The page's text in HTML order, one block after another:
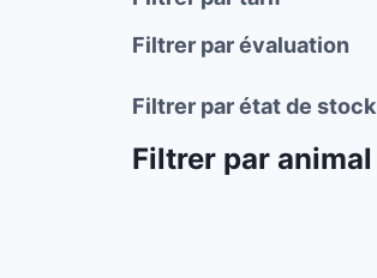
Filtrer par évaluation
Filtrer par état de stock
Filtrer par animal